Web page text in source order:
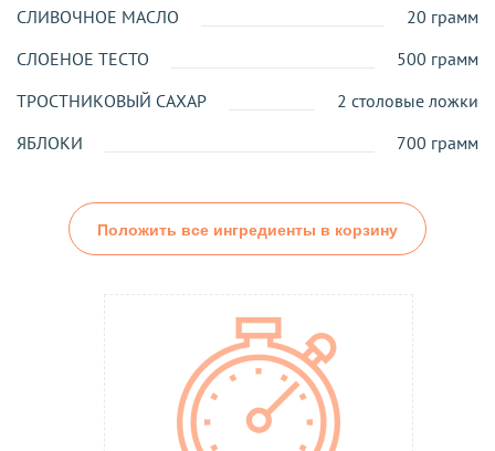
СЛИВОЧНОЕ МАСЛО
20 грамм
СЛОЕНОЕ ТЕСТО
500 грамм
ТРОСТНИКОВЫЙ САХАР
2 столовые ложки
ЯБЛОКИ
700 грамм
Положить все ингредиенты в корзину